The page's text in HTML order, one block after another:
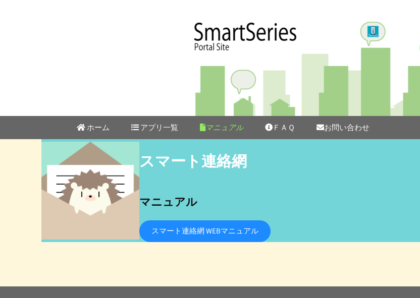
スマートシリーズ
ン
へ
ス
キ
ホーム アプリ一覧
スマートポケット for
スマート在席管理 イマ
マニュアル ＦＡＱ お問い合わせ
スマート連絡網
マニュアル
スマート連絡網 WEBマニュアル